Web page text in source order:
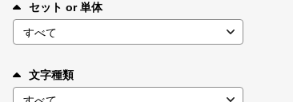
セット or 単体
文字種類